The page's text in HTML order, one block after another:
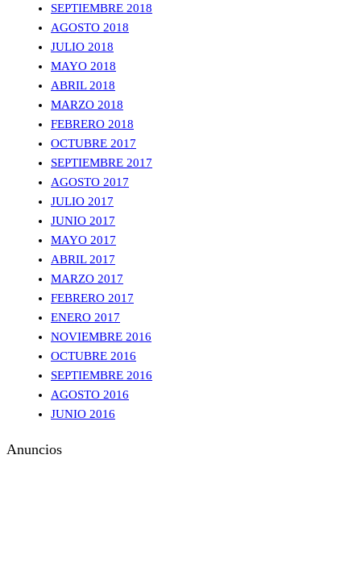
SEPTIEMBRE 2018
AGOSTO 2018
JULIO 2018
MAYO 2018
ABRIL 2018
MARZO 2018
FEBRERO 2018
OCTUBRE 2017
SEPTIEMBRE 2017
AGOSTO 2017
JULIO 2017
JUNIO 2017
MAYO 2017
ABRIL 2017
MARZO 2017
FEBRERO 2017
ENERO 2017
NOVIEMBRE 2016
OCTUBRE 2016
SEPTIEMBRE 2016
AGOSTO 2016
JUNIO 2016
Anuncios